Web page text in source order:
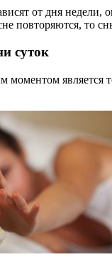
от дня недели,
повторяются, то
суток
является